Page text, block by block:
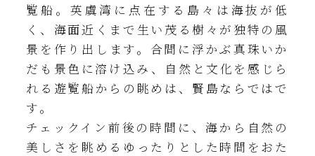
覧船。英虞湾に点在する島々は海抜が低
く、海面近くまで生い茂る樹々が独特の風
景を作り出します。合間に浮かぶ真珠いか
だも景色に溶け込み、自然と文化を感じら
れる遊覧船からの眺めは、賢島ならではで
す。
チェックイン前後の時間に、海から自然の
美しさを眺めるゆったりとした時間をおた